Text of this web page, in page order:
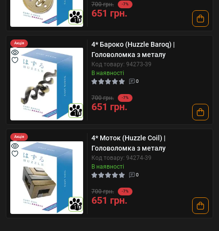
10
700 грн. -7%
651 грн.
Акція
10
4* Бароко (Huzzle Baroq) |
Головоломка з металу
Код товару: 94273-39
В наявності
0
700 грн. -7%
651 грн.
Акція
10
4* Моток (Huzzle Coil) |
Головоломка з металу
Код товару: 94274-39
В наявності
0
700 грн. -7%
651 грн.